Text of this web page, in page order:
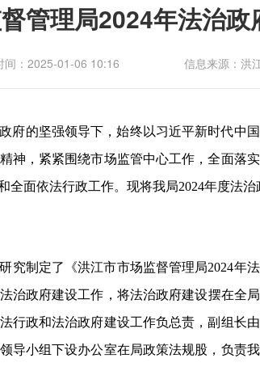
管理局2024年法治
间：2025-01-06 10:16 信息来源：洪
府的坚强领导下，始终以习近平新时代中
神，紧紧围绕市场监管中心工作，全面落
面依法行政工作。现将我局2024年度法治
究制定了《洪江市市场监督管理局2024年
治政府建设工作，将法治政府建设摆在全
行政和法治政府建设工作负总责，副组长
导小组下设办公室在局政策法规股，负责